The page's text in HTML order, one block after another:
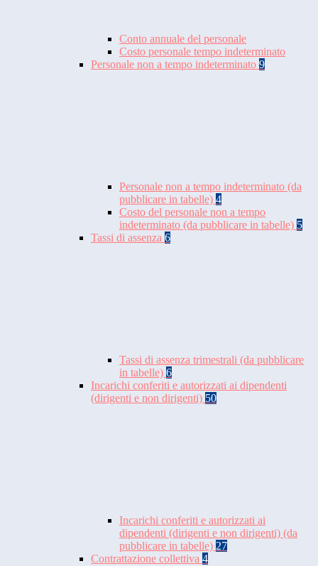
Conto annuale del personale
Costo personale tempo indeterminato
Personale non a tempo indeterminato 9
Personale non a tempo indeterminato (da
pubblicare in tabelle) 4
Costo del personale non a tempo
indeterminato (da pubblicare in tabelle) 5
Tassi di assenza 6
Tassi di assenza trimestrali (da pubblicare
in tabelle) 6
Incarichi conferiti e autorizzati ai dipendenti
(dirigenti e non dirigenti) 50
Incarichi conferiti e autorizzati ai
dipendenti (dirigenti e non dirigenti) (da
pubblicare in tabelle) 27
Contrattazione collettiva 4